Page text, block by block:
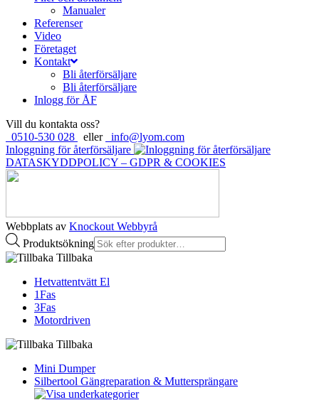
Manualer
Referenser
Video
Företaget
Kontakt
Bli återförsäljare
Bli återförsäljare
Inlogg för ÅF
Vill du kontakta oss?
0510-530 028
eller
info@lyom.com
Inloggning för återförsäljare
DATASKYDDPOLICY – GDPR & COOKIES
Webbplats av Knockout Webbyrå
Produktsökning
Tillbaka
Hetvattentvätt El
1Fas
3Fas
Motordriven
Tillbaka
Mini Dumper
Silbertool Gängreparation & Muttersprängare